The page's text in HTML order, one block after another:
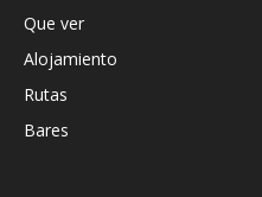
Que ver
Alojamiento
Rutas
Bares